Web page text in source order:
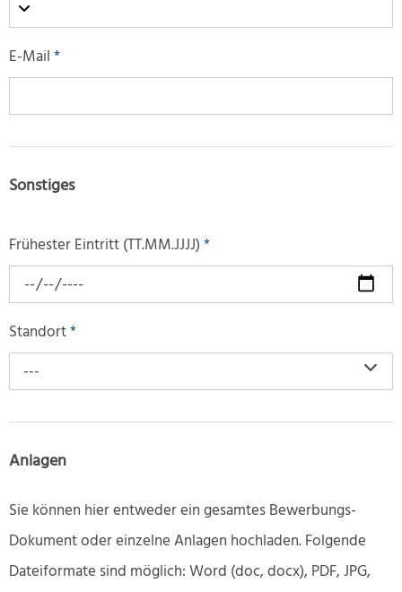
E-Mail *
Sonstiges
Frühester Eintritt (TT.MM.JJJJ) *
Standort *
---
Anlagen
Sie können hier entweder ein gesamtes Bewerbungs-
Dokument oder einzelne Anlagen hochladen. Folgende
Dateiformate sind möglich: Word (doc, docx), PDF, JPG,